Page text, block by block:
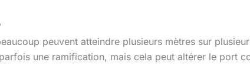
peuvent atteindre plusieurs mètres sur
une ramification, mais cela peut altérer le port